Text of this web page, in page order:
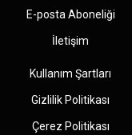
E-posta Aboneliği
İletişim
Kullanım Şartları
Gizlilik Politikası
Çerez Politikası